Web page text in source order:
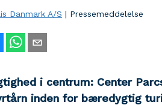
Danmark A/S | Pressemeddelelse
i centrum: Center
inden for bæredygtig